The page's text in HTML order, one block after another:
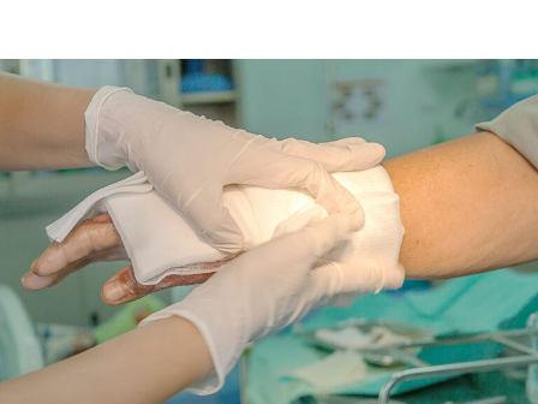
病気のカテゴリー
検診・検査
出産・子ども